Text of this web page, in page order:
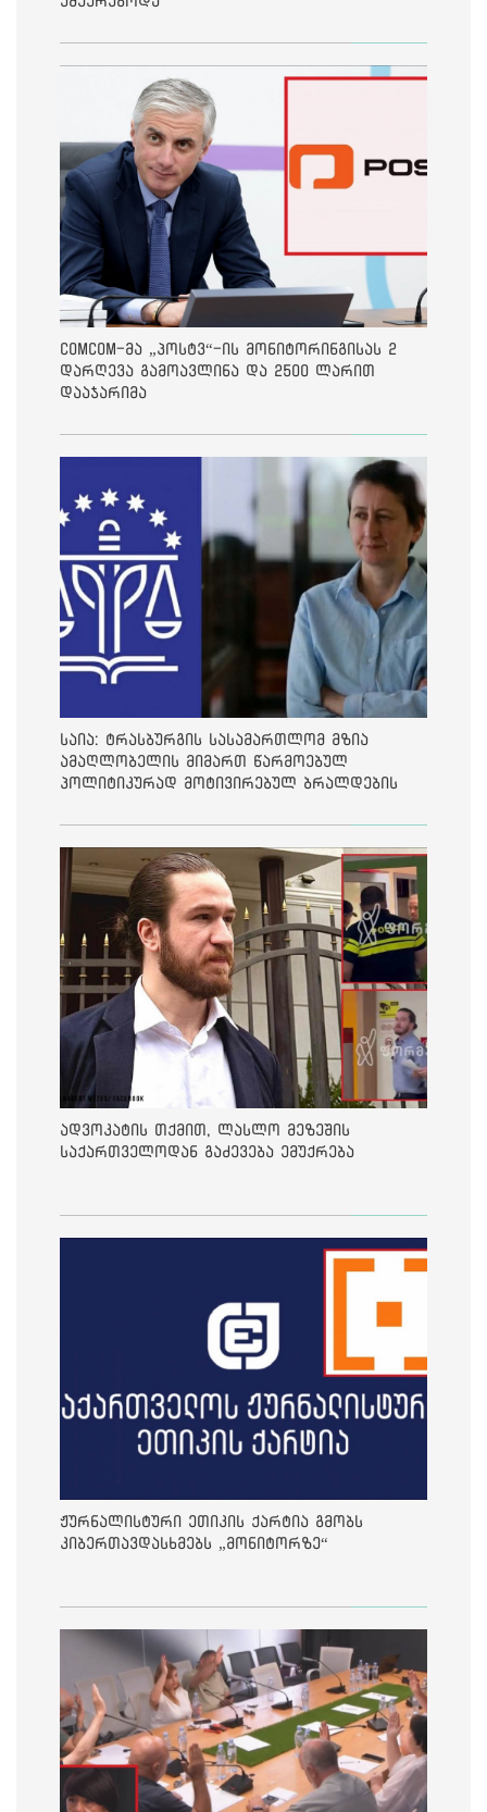
ComCom-მა „პოსტვ“-ის მონიტორინგისას 2
დარღევა გამოავლინა და 2500 ლარით
დააჯარიმა
საია: ტრასბურგის სასამართლომ მზია
ამაღლობელის მიმართ წარმოებულ
პოლიტიკურად მოტივირებულ ბრალდების
ადვოკატის თქმით, ლასლო მეზეშის
საქართველოდან გაძევება ემუქრება
ჟურნალისტური ეთიკის ქარტია გმობს
კიბერთავდასხმებს „მონიტორზე“